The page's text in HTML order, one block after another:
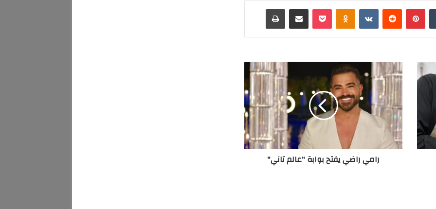
‏Tumblr بينتيريست ‏Reddit
‏VKontakte
Odnoklassniki
‫Pocket مشاركة عبر البريد طباعة
ا
ي
ر
ا
ض
ي
ي
رامي راضي يفتح بوابة "عالم تاني"